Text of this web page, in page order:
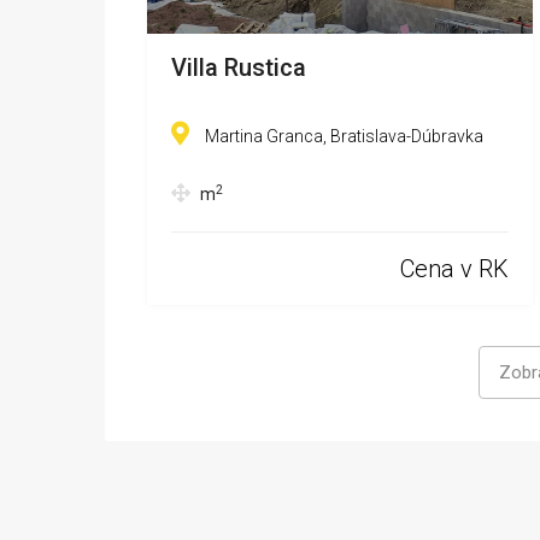
Villa Rustica
Martina Granca, Bratislava-Dúbravka
m2
Cena v RK